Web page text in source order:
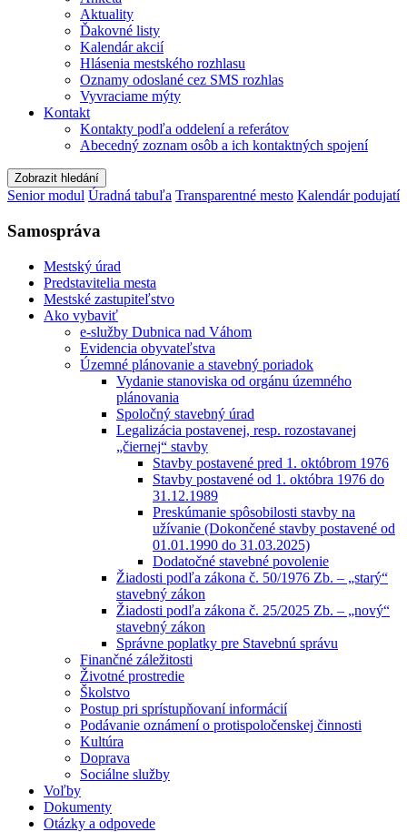
Aktuality
Ďakovné listy
Kalendár akcií
Hlásenia mestského rozhlasu
Oznamy odoslané cez SMS rozhlas
Vyvraciame mýty
Kontakt
Kontakty podľa oddelení a referátov
Abecedný zoznam osôb a ich kontaktných spojení
Zobrazit hledání
Senior modul Úradná tabuľa Transparentné mesto Kalendár podujatí
Samospráva
Mestský úrad
Predstavitelia mesta
Mestské zastupiteľstvo
Ako vybaviť
e-služby Dubnica nad Váhom
Evidencia obyvateľstva
Územné plánovanie a stavebný poriadok
Vydanie stanoviska od orgánu územného
plánovania
Spoločný stavebný úrad
Legalizácia postavenej, resp. rozostavanej
„čiernej“ stavby
Stavby postavené pred 1. októbrom 1976
Stavby postavené od 1. októbra 1976 do
31.12.1989
Preskúmanie spôsobilosti stavby na
užívanie (Dokončené stavby postavené od
01.01.1990 do 31.03.2025)
Dodatočné stavebné povolenie
Žiadosti podľa zákona č. 50/1976 Zb. – „starý“
stavebný zákon
Žiadosti podľa zákona č. 25/2025 Zb. – „nový“
stavebný zákon
Správne poplatky pre Stavebnú správu
Finančné záležitosti
Životné prostredie
Školstvo
Postup pri sprístupňovaní informácií
Podávanie oznámení o protispoločenskej činnosti
Kultúra
Doprava
Sociálne služby
Voľby
Dokumenty
Otázky a odpovede